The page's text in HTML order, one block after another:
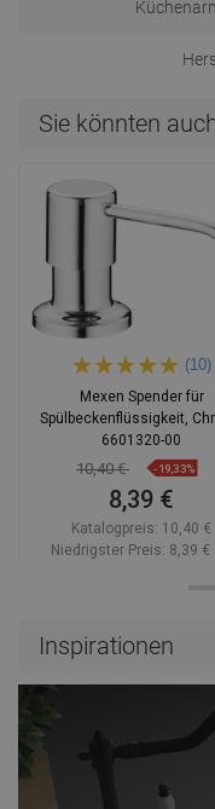
Sie könnten
(10)
Mexen Spender für
Spülbeckenflüssigkeit,
6601320-00
10,40 € -19,33%
8,39 €
Katalogpreis: 10,40 €
Niedrigster Preis: 8,39 €
Inspirationen